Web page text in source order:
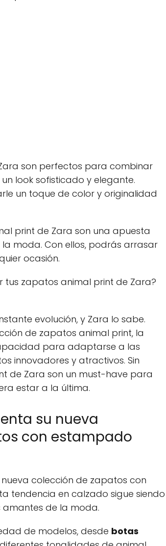
son perfectos para combinar
look sofisticado y elegante.
un toque de color y originalidad
print de Zara son una apuesta
moda. Con ellos, podrás arrasar
ocasión.
tus zapatos animal print de Zara?
evolución, y Zara lo sabe.
de zapatos animal print, la
para adaptarse a las
innovadores y atractivos. Sin
de Zara son un must-have para
estar a la última.
su nueva
con estampado
colección de zapatos con
tendencia en calzado sigue siendo
amantes de la moda.
de modelos, desde botas